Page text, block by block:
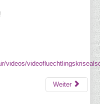
videos/
Weiter